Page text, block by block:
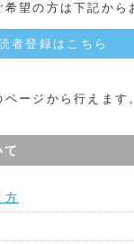
望の方は下記から
者登録はこちら
ージから行えます
方